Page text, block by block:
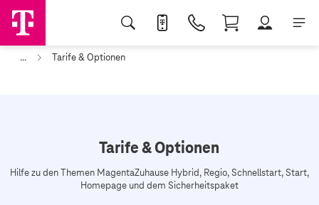
... Tarife & Optionen
Tarife & Optionen
Hilfe zu den Themen MagentaZuhause Hybrid, Regio, Schnellstart, Start,
Homepage und dem Sicherheitspaket